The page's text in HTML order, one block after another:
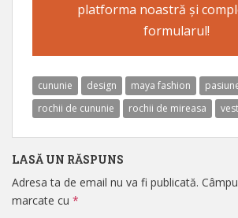
platforma noastră și
formularul!
cununie design maya fashion
rochii de cununie
rochii de mireasa
LASĂ UN RĂSPUNS
Adresa ta de email nu va fi publicată.
marcate cu *